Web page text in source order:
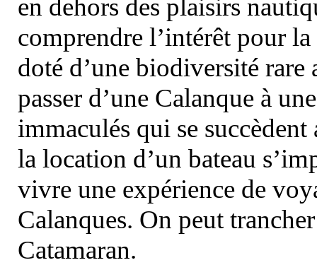
en dehors des plaisirs
comprendre l’intérêt pour
doté d’une biodiversité
passer d’une Calanque à
immaculés qui se
la location d’un bateau
vivre une expérience de
Calanques. On peut
Catamaran.